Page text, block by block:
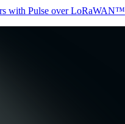
with Pulse over LoRaWAN™